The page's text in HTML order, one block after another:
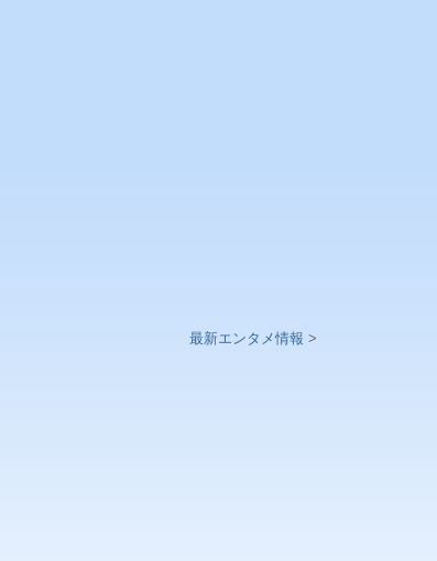
最新エンタメ情報